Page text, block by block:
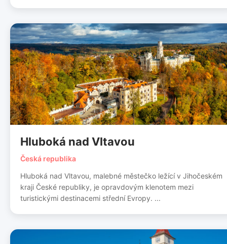
Hluboká nad Vltavou
Česká republika
Hluboká nad Vltavou, malebné městečko ležící v Jihočeském
kraji České republiky, je opravdovým klenotem mezi
turistickými destinacemi střední Evropy. ...